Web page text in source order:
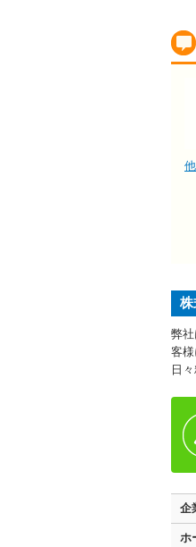
賃
弊
客
日
企
ホ